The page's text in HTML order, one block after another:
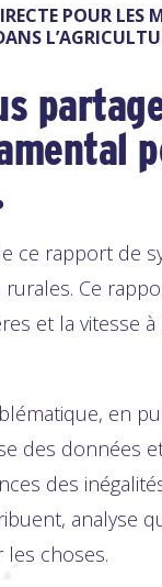
POUR LES
ce rapport de
Ce
et la vitesse
en
des données
des
analyse
choses.